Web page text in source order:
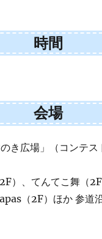
時間
会場
き広場」（コンテス
）、てんてこ舞（
（2F）ほか 参道